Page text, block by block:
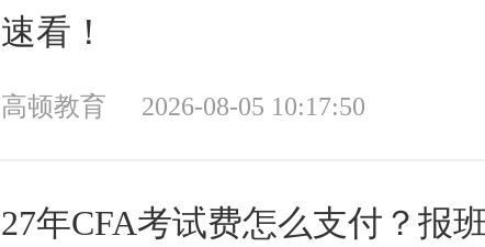
速看！
高顿教育 2026-08-05 10:17:50
27年CFA考试费怎么支付？报